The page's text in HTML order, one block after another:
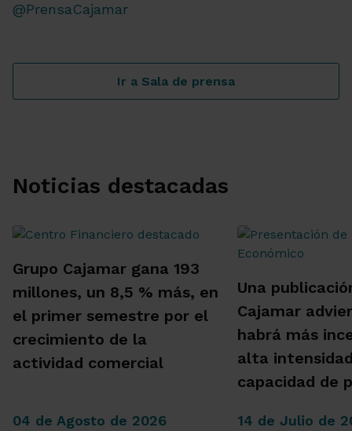
@PrensaCajamar
Ir a Sala de prensa
Noticias destacadas
Grupo Cajamar gana 193
millones, un 8,5 % más, en
el primer semestre por el
crecimiento de la
actividad comercial
04 de Agosto de 2026
Una
Cajamar
habrá más
alta
capacidad de
14 de Julio de